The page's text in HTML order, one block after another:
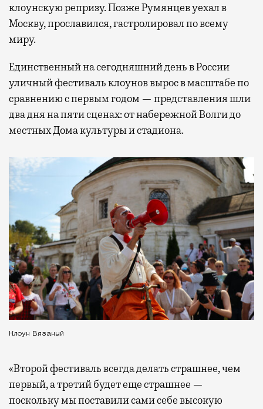
клоунскую репризу. Позже Румянцев уехал в
Москву, прославился, гастролировал по всему
миру.
Единственный на сегодняшний день в России
уличный фестиваль клоунов вырос в масштабе по
сравнению с первым годом — представления шли
два дня на пяти сценах: от набережной Волги до
местных Дома культуры и стадиона.
Клоун Вязаный
«Второй фестиваль всегда делать страшнее, чем
первый, а третий будет еще страшнее —
поскольку мы поставили сами себе высокую